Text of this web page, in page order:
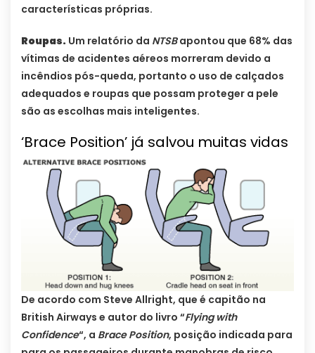
características próprias.
Roupas. Um relatório da NTSBapontou que 68% das
vítimas de acidentes aéreos morreram devido a
incêndios pós-queda, portanto o uso de calçados
adequados e roupas que possam proteger a pele
são as escolhas mais inteligentes.
‘Brace Position’ já salvou muitas vidas
De acordo com Steve Allright, que é capitão na
British Airways e autor do livro “Flying with
Confidence“, a Brace Position, posição indicada para